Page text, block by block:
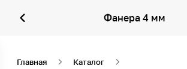
Фанера 4 мм
Главная
Каталог